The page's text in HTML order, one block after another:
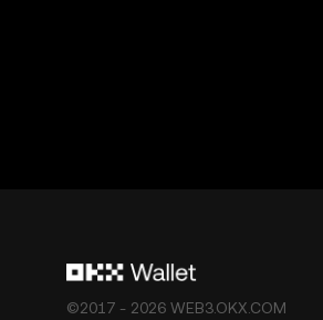
©2017 - 2026 WEB3.OKX.COM